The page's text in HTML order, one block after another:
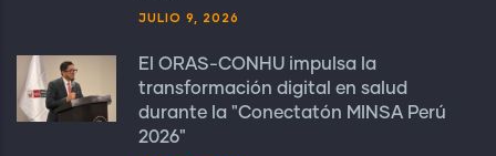
JULIO 9, 2026
El ORAS-CONHU impulsa la
transformación digital en salud
durante la "Conectatón MINSA Perú
2026"